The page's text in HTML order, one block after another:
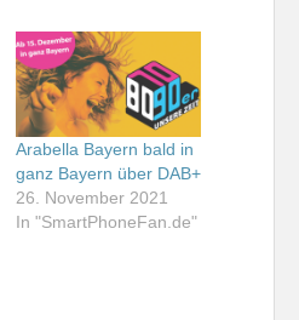
Arabella Bayern bald in
ganz Bayern über DAB+
26. November 2021
In "SmartPhoneFan.de"